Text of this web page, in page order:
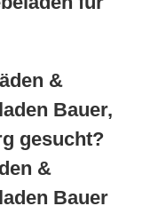
&
Bauer,
gesucht?
&
Bauer